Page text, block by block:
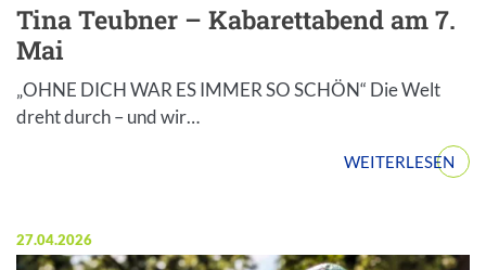
Tina Teubner – Kabarettabend am 7.
Mai
„OHNE DICH WAR ES IMMER SO SCHÖN“ Die Welt
dreht durch – und wir…
WEITERLESEN
Veröffentlicht am:
27.04.2026